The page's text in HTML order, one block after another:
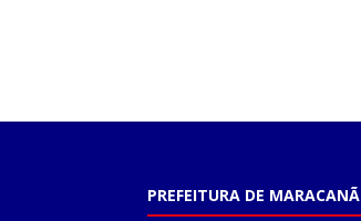
PREFEITURA DE MARACANÃ